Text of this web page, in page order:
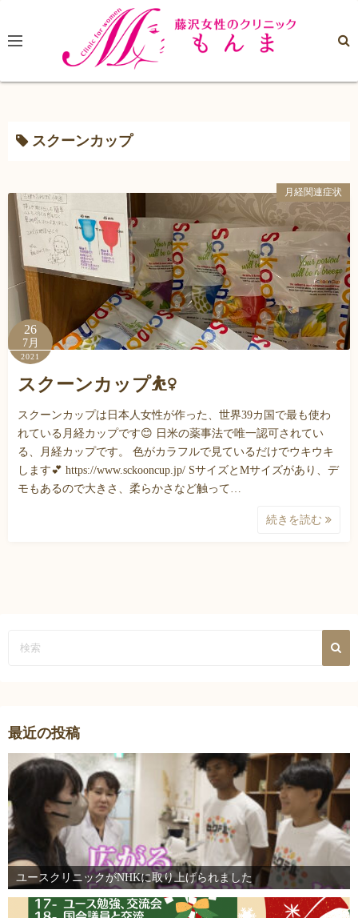
テ
プ
スクーンカップ
月経関連症状
26
7月
2021
スクーンカップ⛹️‍♀️
スクーンカップは日本人女性が作った、世界39カ国で最も使わ
れている月経カップです😊 日米の薬事法で唯一認可されてい
る、月経カップです。 色がカラフルで見ているだけでウキウキ
します💕 https://www.sckooncup.jp/ SサイズとMサイズがあり、デ
モもあるので大きさ、柔らかさなど触って…
続きを読む
最近の投稿
ユースクリニックがNHKに取り上げられました